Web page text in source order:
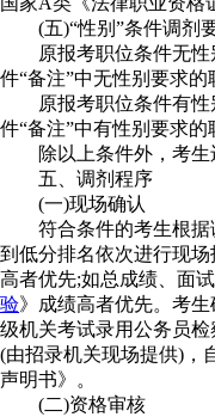
(五)“性别”条件调剂
原报考职位条件无性
件“备注”中无性别要求的
原报考职位条件有性
件“备注”中有性别要求的
除以上条件外，考生
五、调剂程序
(一)现场确认
符合条件的考生根据
到低分排名依次进行现
高者优先;如总成绩、面
验》成绩高者优先。考
级机关考试录用公务员检
(由招录机关现场提供)，
声明书》。
(二)资格审核